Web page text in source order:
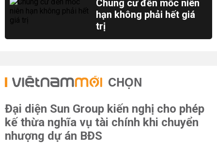
Chung cư đến mốc niên
hạn không phải hết giá
trị
CHỌN
Đại diện Sun Group kiến nghị cho phép
kế thừa nghĩa vụ tài chính khi chuyển
nhượng dự án BĐS